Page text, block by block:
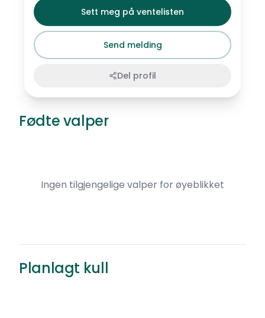
Sett meg på ventelisten
Send melding
Del profil
Fødte valper
Ingen tilgjengelige valper for øyeblikket
Planlagt kull